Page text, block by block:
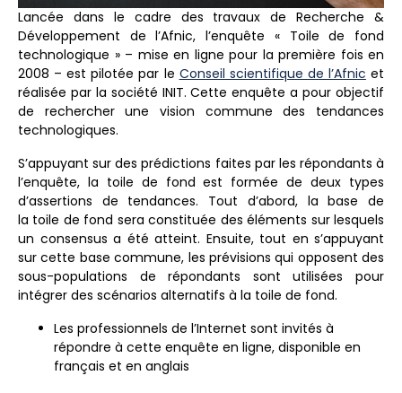
Lancée dans le cadre des travaux de Recherche &
Développement de l’Afnic, l’enquête « Toile de fond
technologique » – mise en ligne pour la première fois en
2008 – est pilotée par le Conseil scientifique de l’Afnic et
réalisée par la société INIT. Cette enquête a pour objectif
de rechercher une vision commune des tendances
technologiques.
S’appuyant sur des prédictions faites par les répondants à
l’enquête, la toile de fond est formée de deux types
d’assertions de tendances. Tout d’abord, la base de
la toile de fond sera constituée des éléments sur lesquels
un consensus a été atteint. Ensuite, tout en s’appuyant
sur cette base commune, les prévisions qui opposent des
sous-populations de répondants sont utilisées pour
intégrer des scénarios alternatifs à la toile de fond.
Les professionnels de l’Internet sont invités à
répondre à cette enquête en ligne, disponible en
français et en anglais